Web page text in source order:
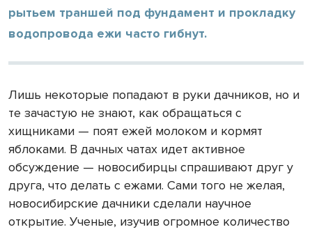
рытьем траншей под фундамент и прокладку
водопровода ежи часто гибнут.
Лишь некоторые попадают в руки дачников, но и
те зачастую не знают, как обращаться с
хищниками — поят ежей молоком и кормят
яблоками. В дачных чатах идет активное
обсуждение — новосибирцы спрашивают друг у
друга, что делать с ежами. Сами того не желая,
новосибирские дачники сделали научное
открытие. Ученые, изучив огромное количество